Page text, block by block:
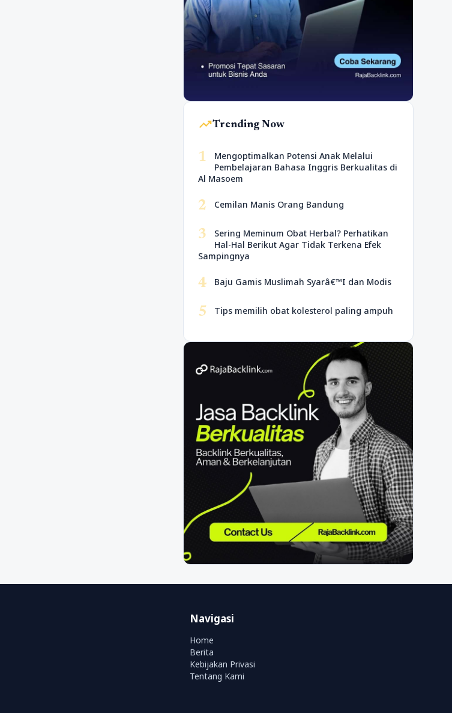
trending_upTrending Now
1
Mengoptimalkan Potensi Anak Melalui
Pembelajaran Bahasa Inggris Berkualitas di
Al Masoem
2 Cemilan Manis Orang Bandung
3
Sering Meminum Obat Herbal? Perhatikan
Hal-Hal Berikut Agar Tidak Terkena Efek
Sampingnya
4 Baju Gamis Muslimah Syarâ€™I dan Modis
5 Tips memilih obat kolesterol paling ampuh
Navigasi
Home
Berita
Kebijakan Privasi
Tentang Kami